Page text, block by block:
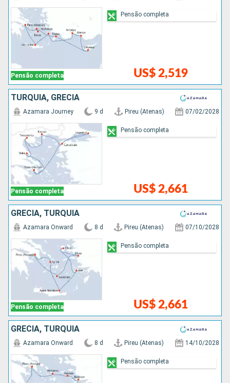
Pensão completa US$ 2,519
Pensão completa
TURQUIA, GRÉCIA
Pensão completa
Azamara Journey 9 d Pireu (Atenas) 07/02/2028
US$ 2,661
Pensão completa
GRÉCIA, TURQUIA
Pensão completa
Azamara Onward 8 d Pireu (Atenas) 07/10/2028
US$ 2,661
Pensão completa
GRÉCIA, TURQUIA
Azamara Onward 8 d Pireu (Atenas) 14/10/2028
Pensão completa